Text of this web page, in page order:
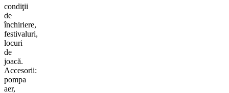
condiţii
de
închiriere,
festivaluri,
locuri
de
joacă.
Accesorii:
pompa
aer,